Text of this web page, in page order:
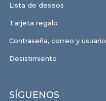
Lista de deseos
Tarjeta regalo
Contraseña, correo y usuario
Desistimiento
SÍGUENOS